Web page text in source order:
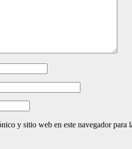
y sitio web en este navegador para